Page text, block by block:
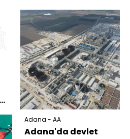
Adana - AA
Adana'da devlet